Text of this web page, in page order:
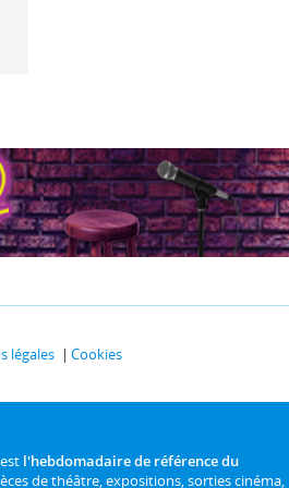
légales Cookies
l'hebdomadaire de référence du
de théâtre, expositions, sorties cinéma,